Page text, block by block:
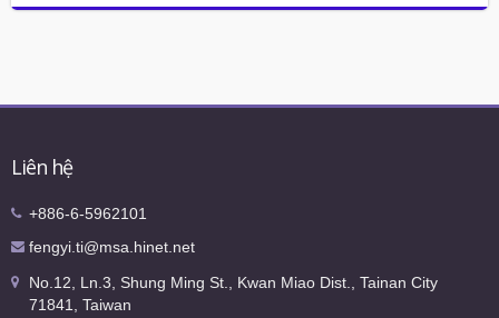
Liên hệ
+886-6-5962101
fengyi.ti@msa.hinet.net
No.12, Ln.3, Shung Ming St., Kwan Miao Dist., Tainan City
71841, Taiwan